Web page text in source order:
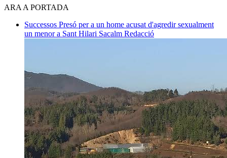
ARA A PORTADA
Successos Presó per a un home acusat d'agredir sexualment
un menor a Sant Hilari Sacalm Redacció